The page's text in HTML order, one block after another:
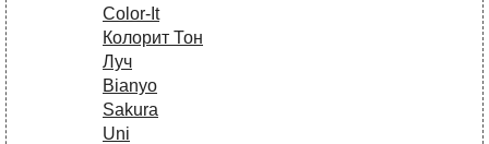
Сolor-It
Колорит Тон
Луч
Bianyo
Sakura
Uni